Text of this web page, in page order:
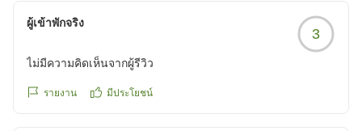
ผู้เข้าพักจริง
3
ไม่มีความคิดเห็นจากผู้รีวิว
รายงาน มีประโยชน์